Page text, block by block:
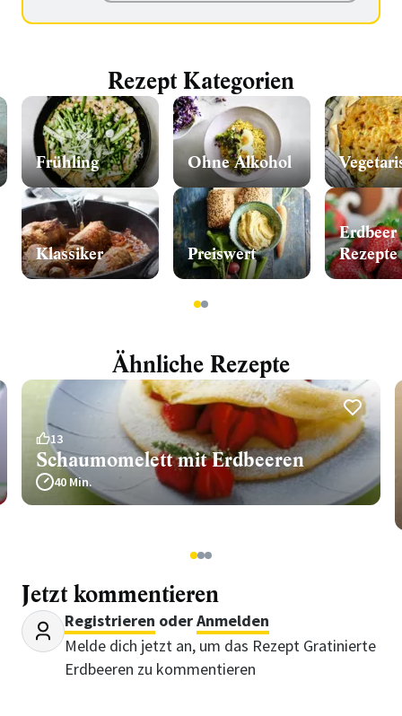
Rezept Kategorien
Frühling
Klassiker
Ohne Alkohol
Preiswert
Erdbeer
Rezepte
12
Ähnliche Rezepte
13
Schaumomelett mit Erdbeeren
40 Min.
123
Jetzt kommentieren
Registrieren oderAnmelden
Melde dich jetzt an, um das Rezept Gratinierte
Erdbeeren zu kommentieren